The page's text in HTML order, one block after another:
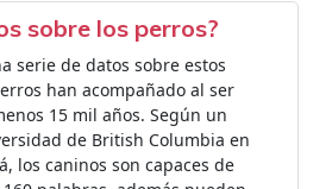
sobre los perros?
serie de datos sobre estos
han acompañado al ser
15 mil años. Según un
de British Columbia en
los caninos son capaces de